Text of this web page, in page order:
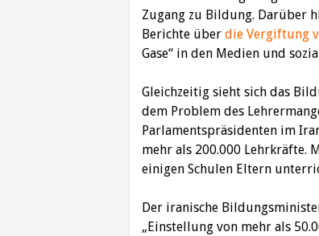
Zugang zu Bildung. Darüber
Berichte über die Vergiftung
Gase“ in den Medien und
Gleichzeitig sieht sich das
dem Problem des
Parlamentspräsidenten im
mehr als 200.000 Lehrkräfte.
einigen Schulen Eltern
Der iranische
„Einstellung von mehr als